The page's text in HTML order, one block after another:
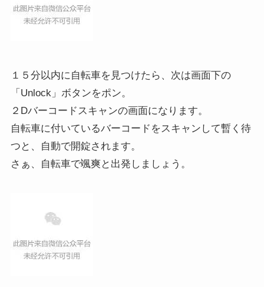
１５分以内に自転車を見つけたら、次は画面下の
「Unlock」ボタンをポン。
２Dバーコードスキャンの画面になります。
自転車に付いているバーコードをスキャンして暫く待
つと、自動で開錠されます。
さぁ、自転車で颯爽と出発しましょう。